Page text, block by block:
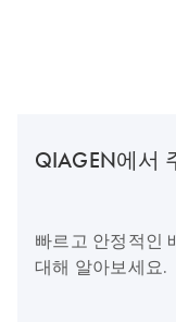
QIAGEN에서
빠르고 안정적인
대해 알아보세요.